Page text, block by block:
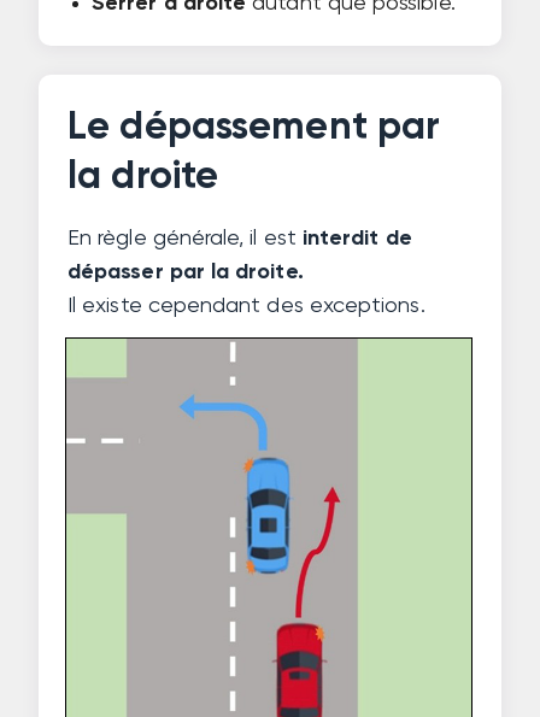
Le dépassement par
la droite
En règle générale, il est interdit de
dépasser par la droite.
Il existe cependant des exceptions.